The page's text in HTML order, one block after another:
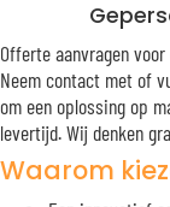
Offerte aanvragen
Neem contact met of
om een oplossing op
levertijd. Wij denken
Waarom